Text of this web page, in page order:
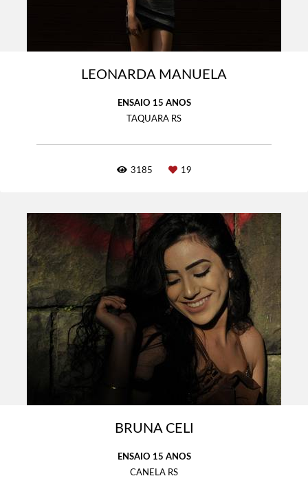
LEONARDA MANUELA
ENSAIO 15 ANOS
TAQUARA RS
3185 19
BRUNA CELI
ENSAIO 15 ANOS
CANELA RS